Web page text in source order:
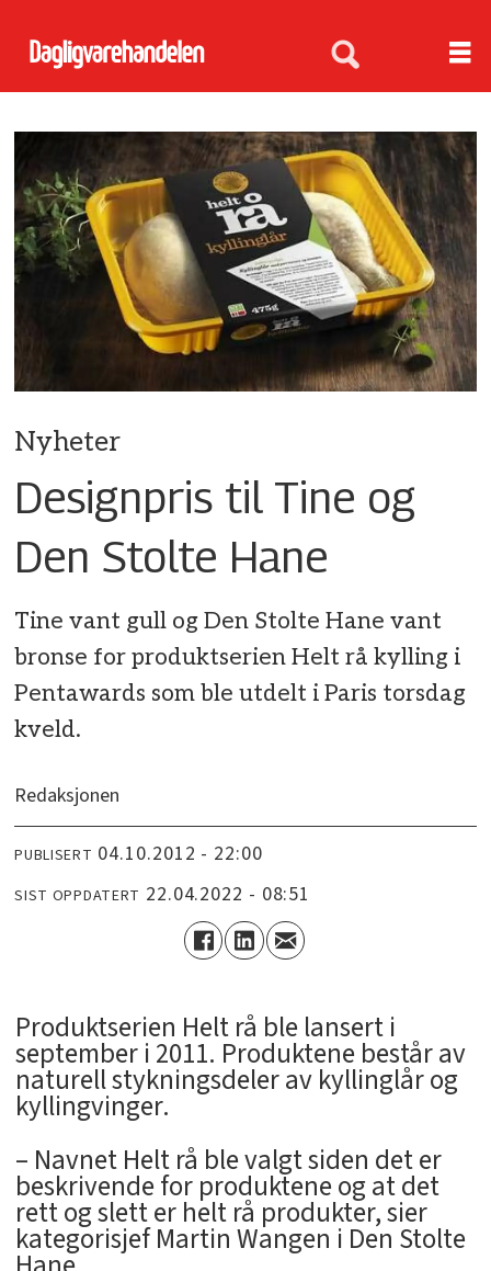
Nyheter
Designpris til Tine og
Den Stolte Hane
Tine vant gull og Den Stolte Hane vant
bronse for produktserien Helt rå kylling i
Pentawards som ble utdelt i Paris torsdag
kveld.
Redaksjonen
PUBLISERT 04.10.2012 - 22:00
SIST OPPDATERT 22.04.2022 - 08:51
Produktserien Helt rå ble lansert i
september i 2011. Produktene består av
naturell stykningsdeler av kyllinglår og
kyllingvinger.
– Navnet Helt rå ble valgt siden det er
beskrivende for produktene og at det
rett og slett er helt rå produkter, sier
kategorisjef Martin Wangen i Den Stolte